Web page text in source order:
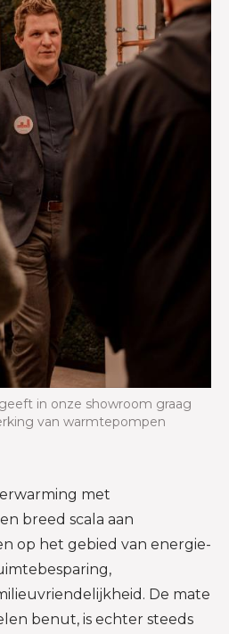
in onze showroom graag
van warmtepompen
met
breed scala aan
op het gebied van energie-
De mate
benut, is echter steeds